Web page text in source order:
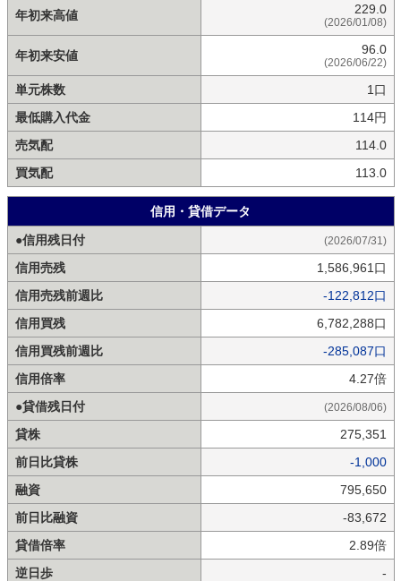
年初来高値 229.0
(2026/01/08)
年初来安値 96.0
(2026/06/22)
単元株数
1口
最低購入代金
114円
売気配
114.0
買気配
113.0
信用・貸借データ
●信用残日付
(2026/07/31)
信用売残
1,586,961口
信用売残前週比
-122,812口
信用買残
6,782,288口
信用買残前週比
-285,087口
信用倍率
4.27倍
●貸借残日付
(2026/08/06)
貸株
275,351
前日比貸株
-1,000
融資
795,650
前日比融資
-83,672
貸借倍率
2.89倍
逆日歩
-